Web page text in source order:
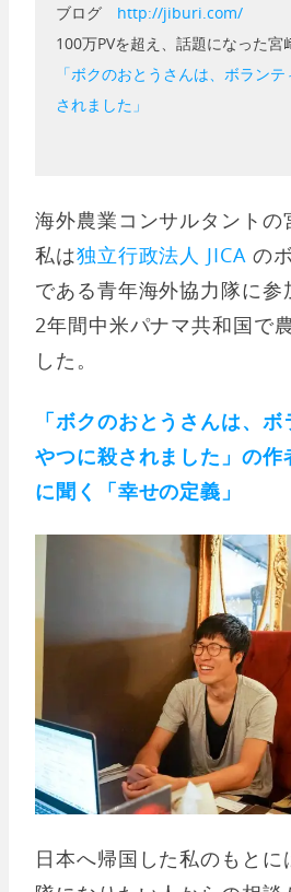
ブログ http://jiburi.com/
100万PVを超え、話題になった宮
「ボクのおとうさんは、ボラン
されました」
海外農業コンサルタントの
私は独立行政法人 JICAの
である青年海外協力隊に参
2年間中米パナマ共和国で
した。
「ボクのおとうさんは、
やつに殺されました」の作
に聞く「幸せの定義」
日本へ帰国した私のもとに